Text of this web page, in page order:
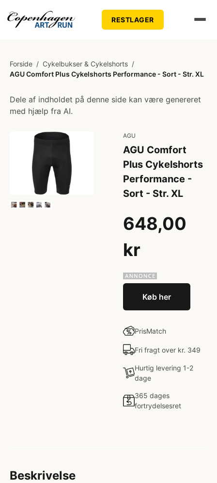
RESTLAGER
Forside / Cykelbukser & Cykelshorts /
AGU Comfort Plus Cykelshorts Performance - Sort - Str. XL
Dele af indholdet på denne side kan være genereret
med hjælp fra AI.
AGU
AGU Comfort
Plus Cykelshorts
Performance -
Sort - Str. XL
648,00
kr
Køb her
PrisMatch
Fri fragt over kr. 349
Hurtig levering 1-2
dage
365 dages
fortrydelsesret
Beskrivelse